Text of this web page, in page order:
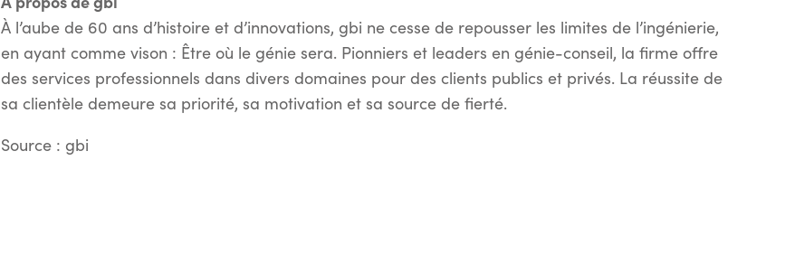
À l’aube de 60 ans d’histoire et d’innovations, gbi ne cesse de repousser les limites de l’ingénierie,
en ayant comme vison : Être où le génie sera. Pionniers et leaders en génie-conseil, la firme offre
des services professionnels dans divers domaines pour des clients publics et privés. La réussite de
sa clientèle demeure sa priorité, sa motivation et sa source de fierté.
Source : gbi